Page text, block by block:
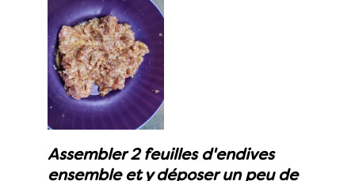
Assembler 2 feuilles d'endives
ensemble et y déposer un peu de